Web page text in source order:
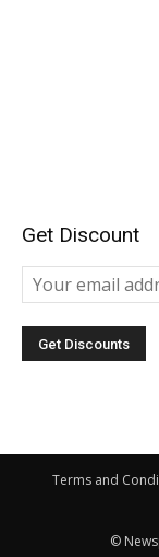
Get Discount
Terms and
©